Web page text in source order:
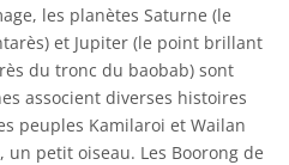
les planètes Saturne (le
et Jupiter (le point brillant
du tronc du baobab) sont
associent diverses histoires
peuples Kamilaroi et Wailan
petit oiseau. Les Boorong de